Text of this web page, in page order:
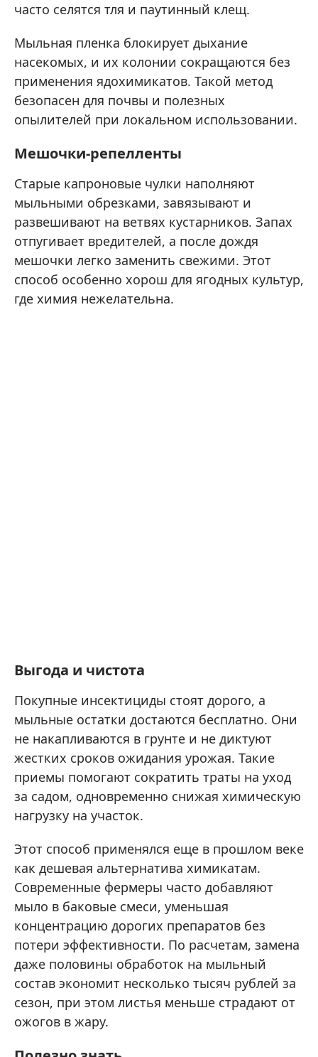
часто селятся тля и паутинный клещ.
Мыльная пленка блокирует дыхание
насекомых, и их колонии сокращаются без
применения ядохимикатов. Такой метод
безопасен для почвы и полезных
опылителей при локальном использовании.
Мешочки-репелленты
Старые капроновые чулки наполняют
мыльными обрезками, завязывают и
развешивают на ветвях кустарников. Запах
отпугивает вредителей, а после дождя
мешочки легко заменить свежими. Этот
способ особенно хорош для ягодных культур,
где химия нежелательна.
Выгода и чистота
Покупные инсектициды стоят дорого, а
мыльные остатки достаются бесплатно. Они
не накапливаются в грунте и не диктуют
жестких сроков ожидания урожая. Такие
приемы помогают сократить траты на уход
за садом, одновременно снижая химическую
нагрузку на участок.
Этот способ применялся еще в прошлом веке
как дешевая альтернатива химикатам.
Современные фермеры часто добавляют
мыло в баковые смеси, уменьшая
концентрацию дорогих препаратов без
потери эффективности. По расчетам, замена
даже половины обработок на мыльный
состав экономит несколько тысяч рублей за
сезон, при этом листья меньше страдают от
ожогов в жару.